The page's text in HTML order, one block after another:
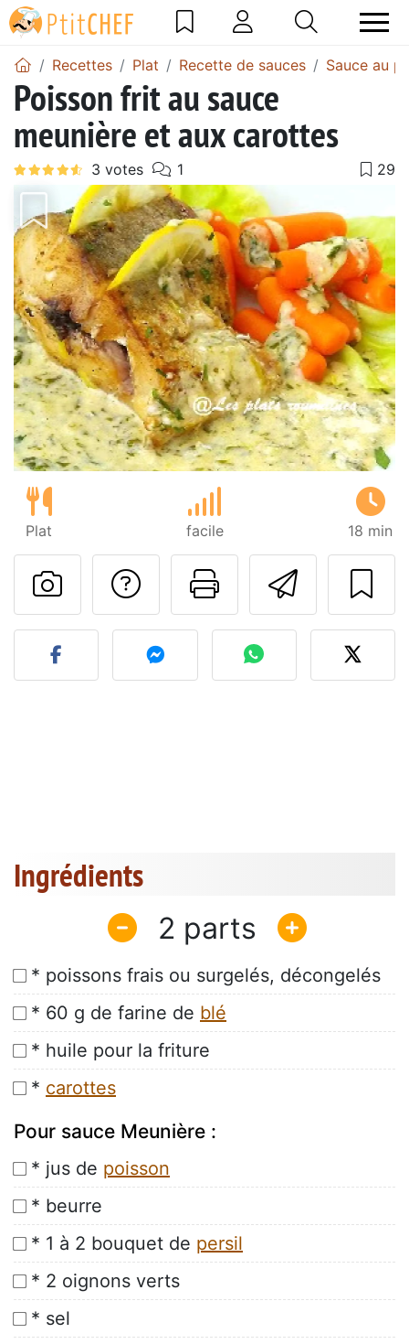
Recettes Plat Recette de sauces Sauce au
Poisson frit au sauce
meunière et aux carottes
Plat facile 18 min
Imprimer
Poser une
Publier votre photo de
Ingrédients
2
* poissons frais ou surgelés, décongelés
* 60 g de farine de blé
* huile pour la friture
* carottes
Pour sauce Meunière :
* jus de poisson
* beurre
* 1 à 2 bouquet de persil
* 2 oignons verts
* sel